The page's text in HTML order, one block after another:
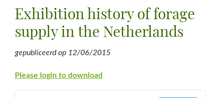
voor
en
Voederbouw
Exhibition history of forage
supply in the Netherlands
gepubliceerd op 12/06/2015
Please login to download